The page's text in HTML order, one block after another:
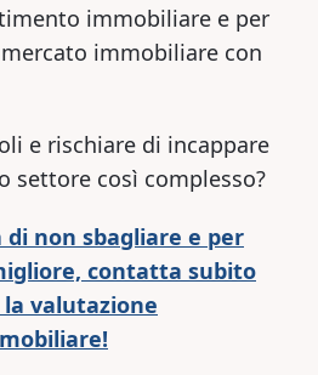
immobiliare e per
immobiliare con
e rischiare di incappare
settore così complesso?
di non sbagliare e per
contatta subito
la valutazione